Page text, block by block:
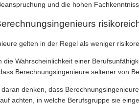
und die hohen
gelten in der Regel als weniger
die Wahrscheinlichkeit einer
Berechnungsingenieure seltener von
denken, dass
achten, in welche Berufsgruppe sie